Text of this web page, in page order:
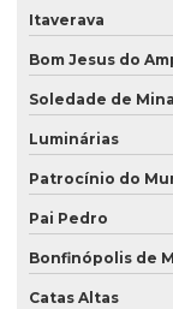
Itaverava
Bom Jesus do
Soledade de
Luminárias
Patrocínio do
Pai Pedro
Bonfinópolis de
Catas Altas